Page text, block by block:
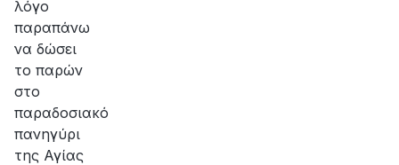
λόγο
παραπάνω
να δώσει
το παρών
στο
παραδοσιακό
πανηγύρι
της Αγίας